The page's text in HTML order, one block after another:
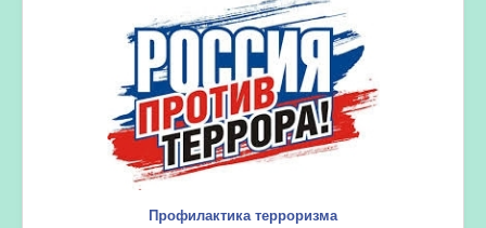
Профилактика терроризма